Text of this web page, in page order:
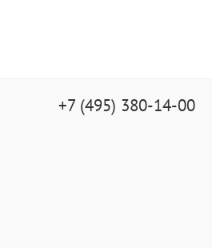
+7 (495) 380-14-00